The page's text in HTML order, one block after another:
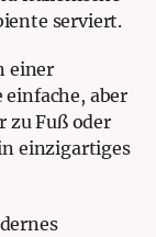
serviert.
einer
einfache, aber
zu Fuß oder
einzigartiges